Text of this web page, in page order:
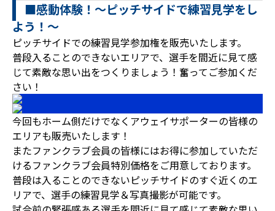
■感動体験！～ピッチサイドで練習見学をし
よう！～
ピッチサイドでの練習見学参加権を販売いたします。
普段入ることのできないエリアで、選手を間近に見て感
じて素敵な思い出をつくりましょう！奮ってご参加くだ
さい！
今回もホーム側だけでなくアウェイサポーターの皆様の
エリアも販売いたします！
またファンクラブ会員の皆様にはお得に参加していただ
けるファンクラブ会員特別価格をご用意しております。
普段は入ることのできないピッチサイドのすぐ近くのエ
リアで、選手の練習見学＆写真撮影が可能です。